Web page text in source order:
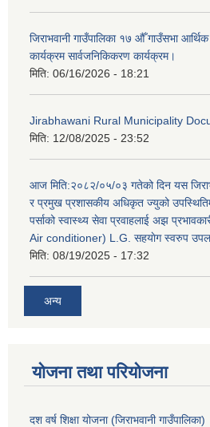
जिराभवानी गाउँपालिका १७ औँ गाउँसभा
कार्यक्रम सार्वजनिकिकरण कार्यक्रम।
मिति: 06/16/2026 - 18:21
Jirabhawani Rural Municipality
मिति: 12/08/2025 - 23:52
आज मिति:२०८२/०५/०३ गतेको दिन यस
र प्रमुख प्रशासकीय अधिकृत ज्युको
पर्साको स्वास्थ्य सेवा प्रवाहलाई अझ
Air conditioner) L.G. सहयाेग स्वरुप
मिति: 08/19/2025 - 17:32
अन्य
योजना तथा परियोजना
दश वर्ष शिक्षा योजना (जिराभवानी गाउँपालिका)